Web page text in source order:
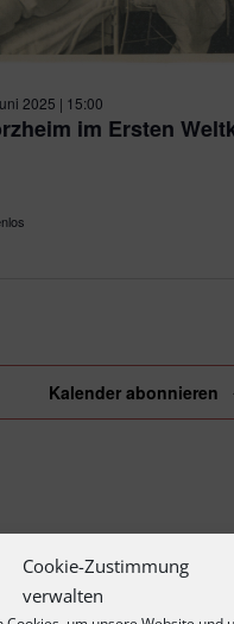
Cookie-Zustimmung
verwalten
im Ersten
2025 | 15:00
Kalender abonnieren